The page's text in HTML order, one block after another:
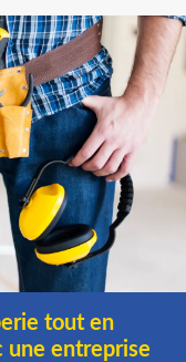
tout en
une entreprise